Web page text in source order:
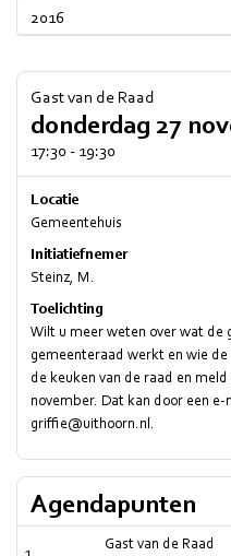
2016
Gast van de Raad
donderdag 27
17:30 - 19:30
Locatie
Gemeentehuis
Initiatiefnemer
Steinz, M.
Toelichting
Wilt u meer weten over wat de
gemeenteraad werkt en wie
de keuken van de raad en meld
november. Dat kan door een e-
griffie@uithoorn.nl.
Agendapunten
Gast van de Raad